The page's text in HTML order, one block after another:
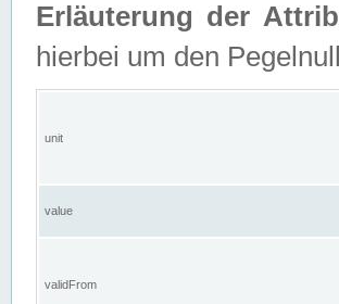
Erläuterung der
hierbei um den
unit
value
validFrom